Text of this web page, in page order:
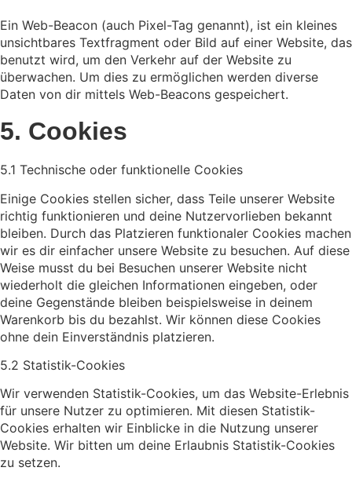
Ein Web-Beacon (auch Pixel-Tag genannt), ist ein kleines
unsichtbares Textfragment oder Bild auf einer Website, das
benutzt wird, um den Verkehr auf der Website zu
überwachen. Um dies zu ermöglichen werden diverse
Daten von dir mittels Web-Beacons gespeichert.
5. Cookies
5.1 Technische oder funktionelle Cookies
Einige Cookies stellen sicher, dass Teile unserer Website
richtig funktionieren und deine Nutzervorlieben bekannt
bleiben. Durch das Platzieren funktionaler Cookies machen
wir es dir einfacher unsere Website zu besuchen. Auf diese
Weise musst du bei Besuchen unserer Website nicht
wiederholt die gleichen Informationen eingeben, oder
deine Gegenstände bleiben beispielsweise in deinem
Warenkorb bis du bezahlst. Wir können diese Cookies
ohne dein Einverständnis platzieren.
5.2 Statistik-Cookies
Wir verwenden Statistik-Cookies, um das Website-Erlebnis
für unsere Nutzer zu optimieren. Mit diesen Statistik-
Cookies erhalten wir Einblicke in die Nutzung unserer
Website. Wir bitten um deine Erlaubnis Statistik-Cookies
zu setzen.